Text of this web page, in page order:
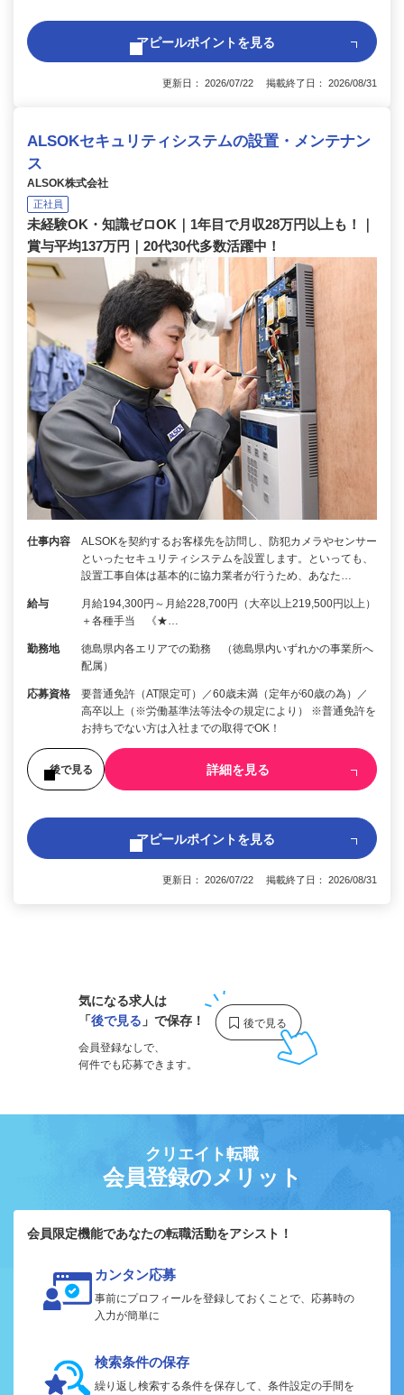
アピールポイントを見る
更新日： 2026/07/22 掲載終了日： 2026/08/31
ALSOKセキュリティシステムの設置・メンテナン
ス
ALSOK株式会社
正社員
未経験OK・知識ゼロOK｜1年目で月収28万円以上も！｜
賞与平均137万円｜20代30代多数活躍中！
仕事内容
ALSOKを契約するお客様先を訪問し、防犯カメラやセンサー
といったセキュリティシステムを設置します。といっても、
設置工事自体は基本的に協力業者が行うため、あなた…
給与
月給194,300円～月給228,700円（大卒以上219,500円以上）
＋各種手当 《★…
勤務地
徳島県内各エリアでの勤務 （徳島県内いずれかの事業所へ
配属）
応募資格
要普通免許（AT限定可）／60歳未満（定年が60歳の為）／
高卒以上（※労働基準法等法令の規定により） ※普通免許を
お持ちでない方は入社までの取得でOK！
後で見る 詳細を見る
アピールポイントを見る
更新日： 2026/07/22 掲載終了日： 2026/08/31
気になる求人は
「後で見る 」で保存！
会員登録なしで、
何件でも応募できます。
クリエイト転職
会員登録のメリット
会員限定機能であなたの転職活動をアシスト！
カンタン応募
事前にプロフィールを登録しておくことで、応募時の
入力が簡単に
検索条件の保存
繰り返し検索する条件を保存して、条件設定の手間を